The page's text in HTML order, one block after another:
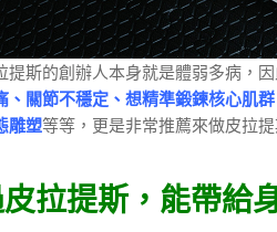
提斯的創辦人本身就是體弱多病，
、關節不穩定、想精準鍛鍊核心肌
雕塑等等，更是非常推薦來做皮拉
拉提斯 ， 能帶給